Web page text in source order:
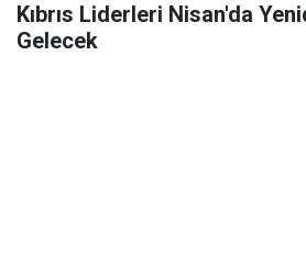
Kıbrıs Liderleri Nisan'da
Gelecek